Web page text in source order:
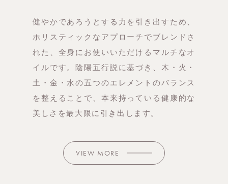
健やかであろうとする力を引き出すため、
ホリスティックなアプローチでブレンドさ
れた、全身にお使いいただけるマルチなオ
イルです。陰陽五行説に基づき、木・火・
土・金・水の五つのエレメントのバランス
を整えることで、本来持っている健康的な
美しさを最大限に引き出します。
VIEW MORE